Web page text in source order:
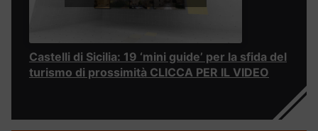
Castelli di Sicilia: 19 ‘mini guide’ per la sfida del
turismo di prossimità CLICCA PER IL VIDEO